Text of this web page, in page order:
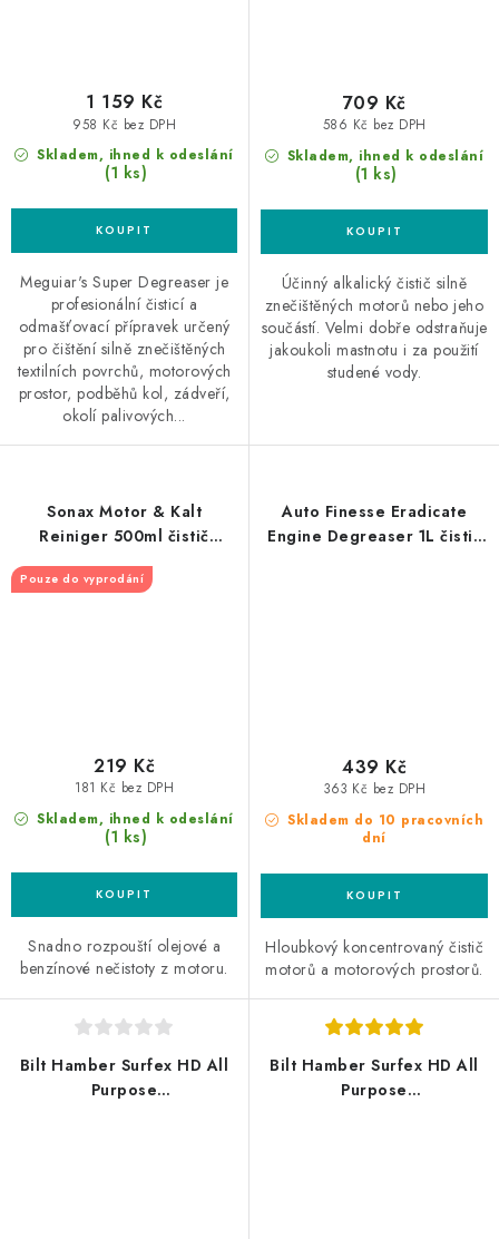
Skladem, ihned k odeslání
(1 ks)
958 Kč bez DPH
1 159 Kč
Meguiar's Super Degreaser je
profesionální čisticí a
odmašťovací přípravek určený
pro čištění silně znečištěných
textilních povrchů, motorových
prostor, podběhů kol, zádveří,
okolí palivových...
Skladem, ihned k odeslání
(1 ks)
586 Kč bez DPH
709 Kč
Účinný alkalický čistič silně
znečištěných motorů nebo jeho
součástí. Velmi dobře odstraňuje
jakoukoli mastnotu i za použití
studené vody.
Sonax Motor & Kalt
Reiniger 500ml čistič
motoru a pantů
Pouze do vyprodání
Skladem, ihned k odeslání
(1 ks)
181 Kč bez DPH
219 Kč
Snadno rozpouští olejové a
benzínové nečistoty z motoru.
Auto Finesse Eradicate
Engine Degreaser 1L čistič
Skladem do 10 pracovních
dní
363 Kč bez DPH
439 Kč
Hloubkový koncentrovaný čistič
motorů a motorových prostorů.
Bilt Hamber Surfex HD All
Purpose
Bilt Hamber Surfex HD All
Purpose